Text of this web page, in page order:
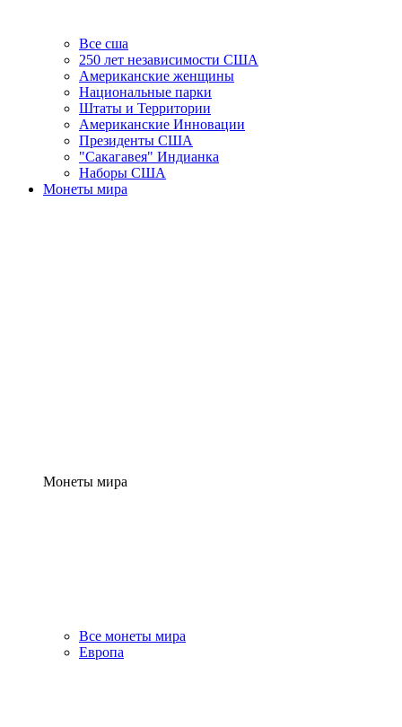
Все сша
250 лет независимости США
Американские женщины
Национальные парки
Штаты и Территории
Американские Инновации
Президенты США
"Сакагавея" Индианка
Наборы США
Монеты мира
Монеты мира
Все монеты мира
Европа